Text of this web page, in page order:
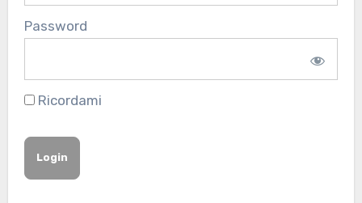
Password
Ricordami